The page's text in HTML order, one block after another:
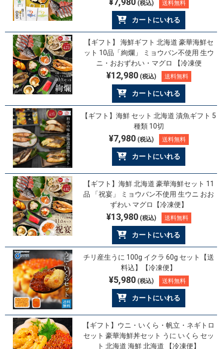
(税込) 送料無料
カートにいれる
【ギフト】 海鮮ギフト 北海道 豪華海鮮セ
ット 10品「絢爛」 ミョウバン不使用 生ウ
ニ・おおずわい・マグロ 【冷凍便
¥12,980(税込) 送料無料
カートにいれる
【ギフト】海鮮 セット 北海道 漬魚ギフト 5
種類 10切
¥7,980(税込) 送料無料
カートにいれる
【ギフト】海鮮 北海道 豪華海鮮セット 11
品 「祝宴」 ミョウバン不使用 生ウニ おお
ずわい マグロ【冷凍便】
¥13,980(税込) 送料無料
カートにいれる
チリ産生うに 100g イクラ 60g セット【送
料込】【冷凍便】
¥5,980(税込) 送料無料
カートにいれる
【ギフト】ウニ・いくら・帆立・ネギトロ
セット 豪華海鮮丼セット うに いくら セッ
ト 北海道 海鮮 北海道 【冷凍便】